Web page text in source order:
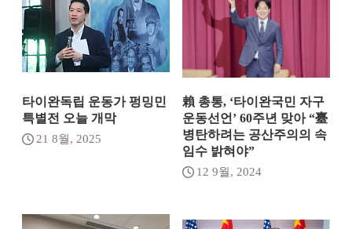
타이완독립 운동가 펑밍민
특별전 오늘 개막
21 8월, 2025
賴 총통, ‘타이완국민 자구
운동선언’ 60주년 맞아 “臺
병탄하려는 공산주의의 속
임수 밝혀야”
12 9월, 2024